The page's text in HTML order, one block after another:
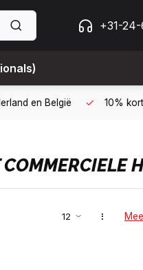
+31-
kopen op 30 dagen factuur